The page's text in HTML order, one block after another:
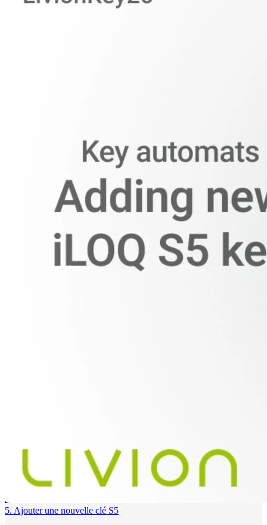
5. Ajouter une nouvelle clé S5